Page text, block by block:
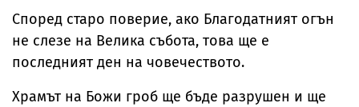
Според старо поверие, ако Благодатният огън
не слезе на Велика събота, това ще е
последният ден на човечеството.
Храмът на Божи гроб ще бъде разрушен и ще